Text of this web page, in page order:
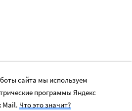
сайта мы используем
программы Яндекс
Mail. Что это значит?